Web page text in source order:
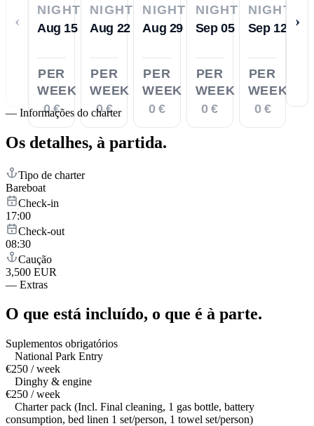
‹
NIGHTS
Aug 15
PER
WEEK
0 €
NIGHTS
Aug 22
PER
WEEK
0 €
NIGHTS
Aug 29
PER
WEEK
0 €
NIGHTS
Sep 05
PER
WEEK
0 €
NIGHTS
Sep 12
PER
WEEK
0 €
›
— Informações do charter
Os detalhes, à partida.
Tipo de charter
Bareboat
Check-in
17:00
Check-out
08:30
Caução
3,500 EUR
— Extras
O que está incluído, o que é à parte.
Suplementos obrigatórios
National Park Entry
€250 / week
Dinghy & engine
€250 / week
Charter pack (Incl. Final cleaning, 1 gas bottle, battery
consumption, bed linen 1 set/person, 1 towel set/person)